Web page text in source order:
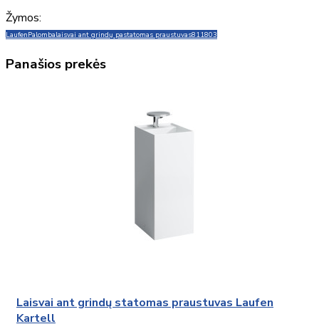
Žymos:
LaufenPalombalaisvai ant grindų pastatomas praustuvas811803
Panašios prekės
Laisvai ant grindų statomas praustuvas Laufen
Kartell